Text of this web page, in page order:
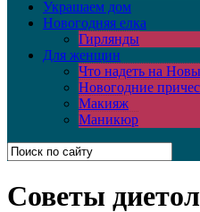
Украшаем дом
Новогодняя елка
Гирлянды
Для женщин
Что надеть на
Новогодние
Макияж
Маникюр
Советы